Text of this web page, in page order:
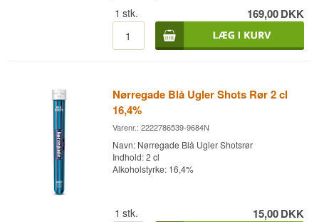
Brand: Nørregade
Navn: Kongen af Danmark Shots
Indhold: 70 cl
Alkoholstyrke: 16,4%
1 stk. 169,00DKK
Nørregade Blå Ugler Shots Rør 2 cl
16,4%
Varenr.: 2222786539-9684N
Navn: Nørregade Blå Ugler Shotsrør
Indhold: 2 cl
Alkoholstyrke: 16,4%
1 stk. 15,00DKK